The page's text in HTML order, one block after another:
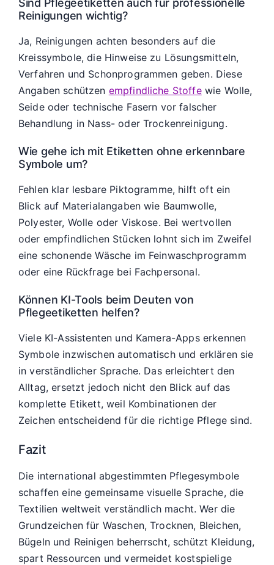
Reinigungen wichtig?
Ja, Reinigungen achten besonders auf die
Kreissymbole, die Hinweise zu Lösungsmitteln,
Verfahren und Schonprogrammen geben. Diese
Angaben schützen empfindliche Stoffewie Wolle,
Seide oder technische Fasern vor falscher
Behandlung in Nass- oder Trockenreinigung.
Wie gehe ich mit Etiketten ohne erkennbare
Symbole um?
Fehlen klar lesbare Piktogramme, hilft oft ein
Blick auf Materialangaben wie Baumwolle,
Polyester, Wolle oder Viskose. Bei wertvollen
oder empfindlichen Stücken lohnt sich im Zweifel
eine schonende Wäsche im Feinwaschprogramm
oder eine Rückfrage bei Fachpersonal.
Können KI-Tools beim Deuten von
Pflegeetiketten helfen?
Viele KI-Assistenten und Kamera-Apps erkennen
Symbole inzwischen automatisch und erklären sie
in verständlicher Sprache. Das erleichtert den
Alltag, ersetzt jedoch nicht den Blick auf das
komplette Etikett, weil Kombinationen der
Zeichen entscheidend für die richtige Pflege sind.
Fazit
Die international abgestimmten Pflegesymbole
schaffen eine gemeinsame visuelle Sprache, die
Textilien weltweit verständlich macht. Wer die
Grundzeichen für Waschen, Trocknen, Bleichen,
Bügeln und Reinigen beherrscht, schützt Kleidung,
spart Ressourcen und vermeidet kostspielige